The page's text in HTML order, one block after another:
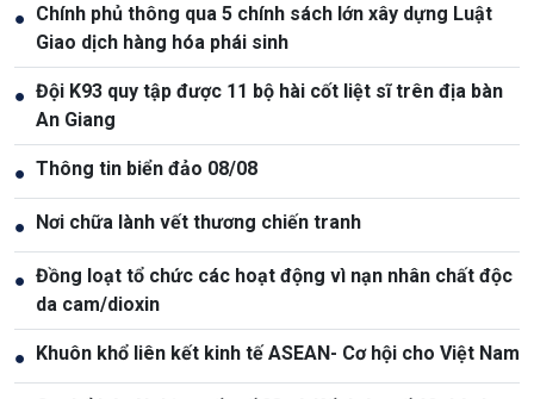
● Chính phủ thông qua 5 chính sách lớn xây dựng Luật
Giao dịch hàng hóa phái sinh
● Đội K93 quy tập được 11 bộ hài cốt liệt sĩ trên địa bàn
An Giang
● Thông tin biển đảo 08/08
● Nơi chữa lành vết thương chiến tranh
● Đồng loạt tổ chức các hoạt động vì nạn nhân chất độc
da cam/dioxin
● Khuôn khổ liên kết kinh tế ASEAN- Cơ hội cho Việt Nam